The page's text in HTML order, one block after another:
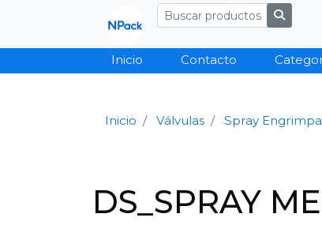
Inicio Contacto
Inicio Válvulas Spray
DS_SPRAY